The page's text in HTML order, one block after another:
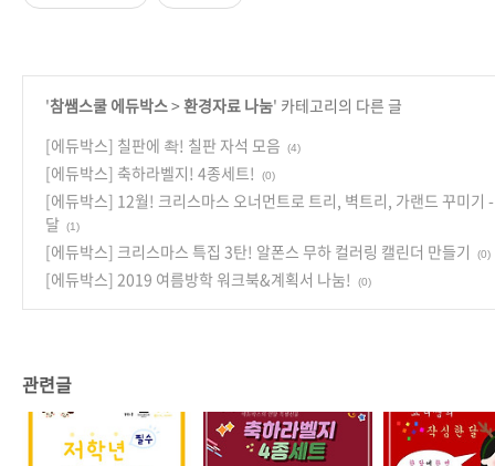
'참쌤스쿨 에듀박스>환경자료 나눔' 카테고리의 다른 글
[에듀박스] 칠판에 촥! 칠판 자석 모음
(4)
[에듀박스] 축하라벨지! 4종세트! (0)
[에듀박스] 12월! 크리스마스 오너먼트로 트리, 벽트리, 가랜드 꾸미기
달 (1)
[에듀박스] 크리스마스 특집 3탄! 알폰스 무하 컬러링 캘린더 만들기 (0)
[에듀박스] 2019 여름방학 워크북&계획서 나눔! (0)
관련글